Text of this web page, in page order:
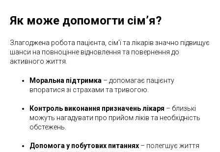
Як може допомогти сім’я?
Злагоджена робота пацієнта, сім’ї та лікарів значно підвищує
шанси на повноцінне відновлення та повернення до
активного життя.
Моральна підтримка – допомагає пацієнту
впоратися зі страхами та тривогою.
Контроль виконання призначень лікаря – близькі
можуть нагадувати про прийом ліків та необхідність
обстежень.
Допомога у побутових питаннях – полегшує життя